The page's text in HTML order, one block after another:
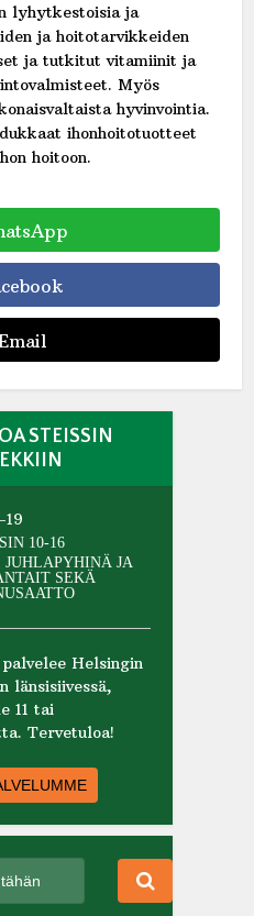
lyhytkestoisia ja
ja hoitotarvikkeiden
ja tutkitut vitamiinit ja
Myös
hyvinvointia.
ihonhoitotuotteet
hoitoon.
STEISSIN
10-16
JUHLAPYHINÄ JA
SEKÄ
Helsingin
länsisiivessä,
11 tai
Tervetuloa!